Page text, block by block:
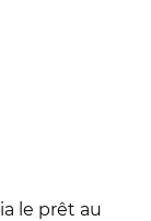
le prêt au